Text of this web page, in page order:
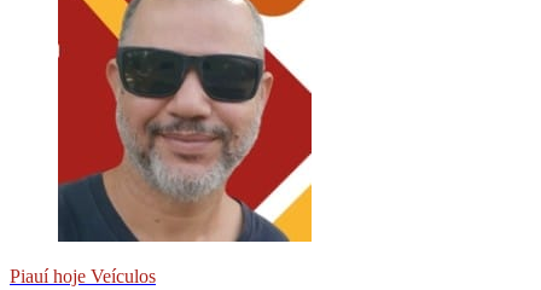
Piauí hoje Veículos